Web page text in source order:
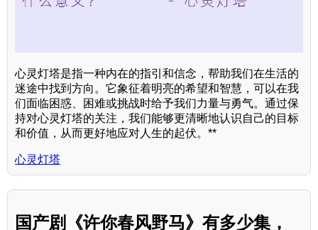
心灵灯塔是指一种内在的指引和信念，帮助我们在生活的
迷途中找到方向。它象征着明亮的希望和智慧，可以在我
们面临困惑、困难或挑战时给予我们力量与勇气。通过保
持对心灵灯塔的关注，我们能够更清晰地认识自己的目标
和价值，从而更好地应对人生的起伏。**
心灵灯塔
国产剧《许你春风野马》有多少集，